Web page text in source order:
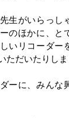
生がいらっし
のほかに、と
いリコーダー
ただいたりしま
ーに、みんな